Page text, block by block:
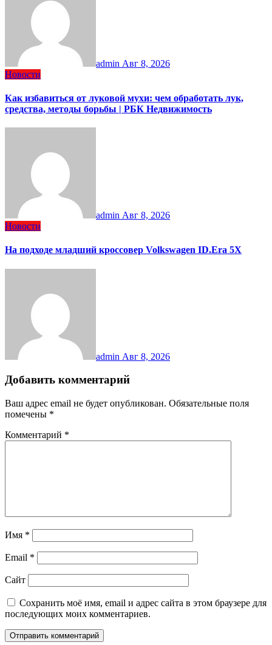
admin Авг 8, 2026
Новости
Как избавиться от луковой мухи: чем обработать лук,
средства, методы борьбы | РБК Недвижимость
admin Авг 8, 2026
Новости
На подходе младший кроссовер Volkswagen ID.Era 5X
admin Авг 8, 2026
Добавить комментарий
Ваш адрес email не будет опубликован. Обязательные поля
помечены *
Комментарий *
Имя *
Email *
Сайт
Сохранить моё имя, email и адрес сайта в этом браузере для
последующих моих комментариев.